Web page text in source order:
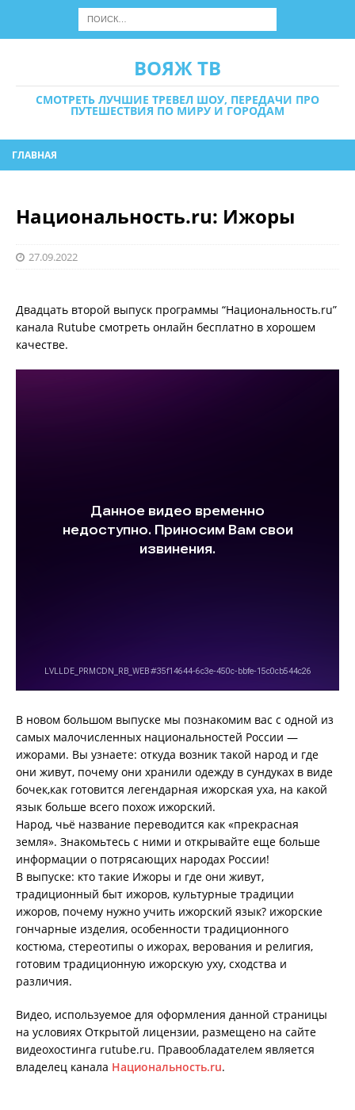
ВОЯЖ ТВ
СМОТРЕТЬ ЛУЧШИЕ ТРЕВЕЛ ШОУ, ПЕРЕДАЧИ ПРО
ПУТЕШЕСТВИЯ ПО МИРУ И ГОРОДАМ
ГЛАВНАЯ
Национальность.ru: Ижоры
27.09.2022
Двадцать второй выпуск программы “Национальность.ru”
канала Rutube смотреть онлайн бесплатно в хорошем
качестве.
В новом большом выпуске мы познакомим вас с одной из
самых малочисленных национальностей России —
ижорами. Вы узнаете: откуда возник такой народ и где
они живут, почему они хранили одежду в сундуках в виде
бочек,как готовится легендарная ижорская уха, на какой
язык больше всего похож ижорский.
Народ, чьё название переводится как «прекрасная
земля». Знакомьтесь с ними и открывайте еще больше
информации о потрясающих народах России!
В выпуске: кто такие Ижоры и где они живут,
традиционный быт ижоров, культурные традиции
ижоров, почему нужно учить ижорский язык? ижорские
гончарные изделия, особенности традиционного
костюма, стереотипы о ижорах, верования и религия,
готовим традиционную ижорскую уху, сходства и
различия.
Видео, используемое для оформления данной страницы
на условиях Открытой лицензии, размещено на сайте
видеохостинга rutube.ru. Правообладателем является
владелец канала Национальность.ru.